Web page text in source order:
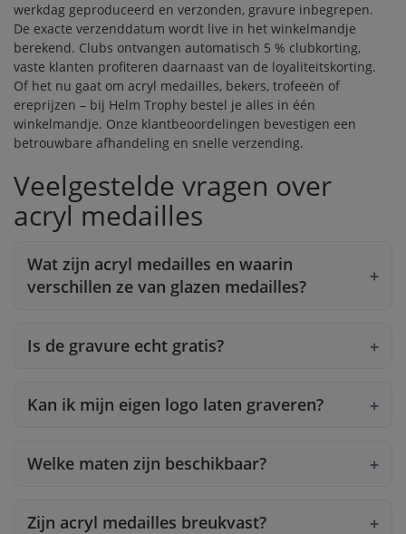
werkdag geproduceerd en verzonden, gravure inbegrepen.
De exacte verzenddatum wordt live in het winkelmandje
berekend. Clubs ontvangen automatisch 5 % clubkorting,
vaste klanten profiteren daarnaast van de loyaliteitskorting.
Of het nu gaat om acryl medailles, bekers, trofeeën of
ereprijzen – bij Helm Trophy bestel je alles in één
winkelmandje. Onze klantbeoordelingen bevestigen een
betrouwbare afhandeling en snelle verzending.
Veelgestelde vragen over
acryl medailles
Wat zijn acryl medailles en waarin
verschillen ze van glazen medailles?
Is de gravure echt gratis?
Kan ik mijn eigen logo laten graveren?
Welke maten zijn beschikbaar?
Zijn acryl medailles breukvast?